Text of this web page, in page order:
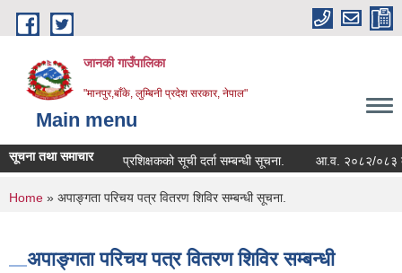
Skip to main content
जानकी गाउँपालिका
"मानपुर,बाँके, लुम्बिनी प्रदेश सरकार, नेपाल"
Main menu
सूचना तथा समाचार प्रशिक्षकको सूची दर्ता सम्बन्धी सूचना. आ.व. २०८२/०८३ को
You are here
Home » अपाङ्गता परिचय पत्र वितरण शिविर सम्बन्धी सूचना.
अपाङ्गता परिचय पत्र वितरण शिविर सम्बन्धी